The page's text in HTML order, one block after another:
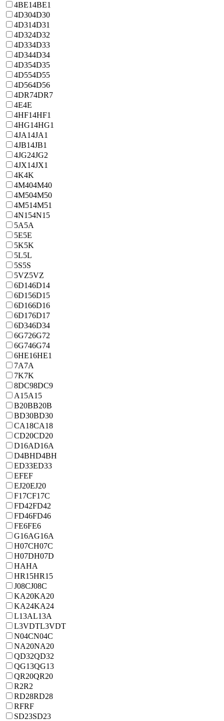
4BE14BE1
4D304D30
4D314D31
4D324D32
4D334D33
4D344D34
4D354D35
4D554D55
4D564D56
4DR74DR7
4E4E
4HF14HF1
4HG14HG1
4JA14JA1
4JB14JB1
4JG24JG2
4JX14JX1
4K4K
4M404M40
4M504M50
4M514M51
4N154N15
5A5A
5E5E
5K5K
5L5L
5S5S
5VZ5VZ
6D146D14
6D156D15
6D166D16
6D176D17
6D346D34
6G726G72
6G746G74
6HE16HE1
7A7A
7K7K
8DC98DC9
A15A15
B20BB20B
BD30BD30
CA18CA18
CD20CD20
D16AD16A
D4BHD4BH
ED33ED33
EFEF
EJ20EJ20
F17CF17C
FD42FD42
FD46FD46
FE6FE6
G16AG16A
H07CH07C
H07DH07D
HAHA
HR15HR15
J08CJ08C
KA20KA20
KA24KA24
L13AL13A
L3VDTL3VDT
N04CN04C
NA20NA20
QD32QD32
QG13QG13
QR20QR20
R2R2
RD28RD28
RFRF
SD23SD23